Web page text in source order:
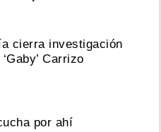
cierra investigación
Carrizo
por ahí